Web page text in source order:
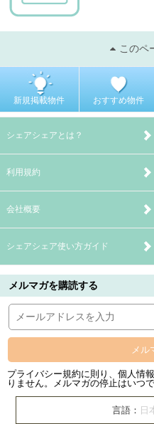
このペ
新規掲載物件 おすすめ物件
シェアシェアとは？
利用規約
会社概要
シェアシェア使い方ガイド
メルマガを購読する
メル
プライバシー規約に則り、個人情
りません。メルマガの停止はいつで
言語： 日